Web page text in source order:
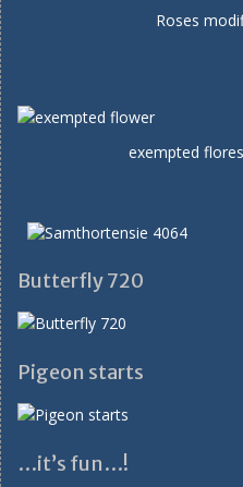
Roses
exempted
Butterfly 720
Pigeon starts
…it’s fun…!